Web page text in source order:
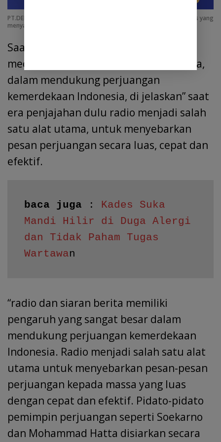
PT.DELI SARANA TELEVISI NEWS merupakan sebuah Perusahaan Pers yang
menyajikan informasi dan memberikan edukasi Publik
Saat di bahas seberapa besar peran
media seperti radio dalam siaran berita,
dalam mendukung perjuangan
kemerdekaan Indonesia, di jelaskan” saat
era penjajahan dulu radio menjadi salah
satu alat utama, untuk menyebarkan
pesan perjuangan secara luas, cepat dan
efektif.
baca juga : Kades Suka
Mandi Hilir di Duga Alergi
dan Tidak Paham Tugas
Wartawan
“radio dan siaran berita memiliki
pengaruh yang sangat besar dalam
mendukung perjuangan kemerdekaan
Indonesia. Radio menjadi salah satu alat
utama untuk menyebarkan pesan-pesan
perjuangan kepada massa yang luas
dengan cepat dan efektif. Pidato-pidato
pemimpin perjuangan seperti Soekarno
dan Mohammad Hatta disiarkan secara